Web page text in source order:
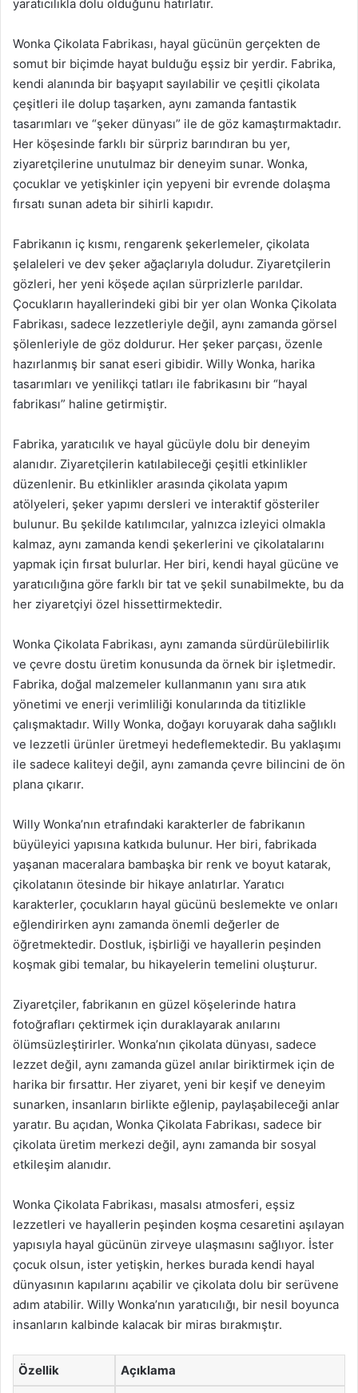
yaratıcılıkla dolu olduğunu hatırlatır.
Wonka Çikolata Fabrikası, hayal gücünün gerçekten de
somut bir biçimde hayat bulduğu eşsiz bir yerdir. Fabrika,
kendi alanında bir başyapıt sayılabilir ve çeşitli çikolata
çeşitleri ile dolup taşarken, aynı zamanda fantastik
tasarımları ve “şeker dünyası” ile de göz kamaştırmaktadır.
Her köşesinde farklı bir sürpriz barındıran bu yer,
ziyaretçilerine unutulmaz bir deneyim sunar. Wonka,
çocuklar ve yetişkinler için yepyeni bir evrende dolaşma
fırsatı sunan adeta bir sihirli kapıdır.
Fabrikanın iç kısmı, rengarenk şekerlemeler, çikolata
şelaleleri ve dev şeker ağaçlarıyla doludur. Ziyaretçilerin
gözleri, her yeni köşede açılan sürprizlerle parıldar.
Çocukların hayallerindeki gibi bir yer olan Wonka Çikolata
Fabrikası, sadece lezzetleriyle değil, aynı zamanda görsel
şölenleriyle de göz doldurur. Her şeker parçası, özenle
hazırlanmış bir sanat eseri gibidir. Willy Wonka, harika
tasarımları ve yenilikçi tatları ile fabrikasını bir “hayal
fabrikası” haline getirmiştir.
Fabrika, yaratıcılık ve hayal gücüyle dolu bir deneyim
alanıdır. Ziyaretçilerin katılabileceği çeşitli etkinlikler
düzenlenir. Bu etkinlikler arasında çikolata yapım
atölyeleri, şeker yapımı dersleri ve interaktif gösteriler
bulunur. Bu şekilde katılımcılar, yalnızca izleyici olmakla
kalmaz, aynı zamanda kendi şekerlerini ve çikolatalarını
yapmak için fırsat bulurlar. Her biri, kendi hayal gücüne ve
yaratıcılığına göre farklı bir tat ve şekil sunabilmekte, bu da
her ziyaretçiyi özel hissettirmektedir.
Wonka Çikolata Fabrikası, aynı zamanda sürdürülebilirlik
ve çevre dostu üretim konusunda da örnek bir işletmedir.
Fabrika, doğal malzemeler kullanmanın yanı sıra atık
yönetimi ve enerji verimliliği konularında da titizlikle
çalışmaktadır. Willy Wonka, doğayı koruyarak daha sağlıklı
ve lezzetli ürünler üretmeyi hedeflemektedir. Bu yaklaşımı
ile sadece kaliteyi değil, aynı zamanda çevre bilincini de ön
plana çıkarır.
Willy Wonka’nın etrafındaki karakterler de fabrikanın
büyüleyici yapısına katkıda bulunur. Her biri, fabrikada
yaşanan maceralara bambaşka bir renk ve boyut katarak,
çikolatanın ötesinde bir hikaye anlatırlar. Yaratıcı
karakterler, çocukların hayal gücünü beslemekte ve onları
eğlendirirken aynı zamanda önemli değerler de
öğretmektedir. Dostluk, işbirliği ve hayallerin peşinden
koşmak gibi temalar, bu hikayelerin temelini oluşturur.
Ziyaretçiler, fabrikanın en güzel köşelerinde hatıra
fotoğrafları çektirmek için duraklayarak anılarını
ölümsüzleştirirler. Wonka’nın çikolata dünyası, sadece
lezzet değil, aynı zamanda güzel anılar biriktirmek için de
harika bir fırsattır. Her ziyaret, yeni bir keşif ve deneyim
sunarken, insanların birlikte eğlenip, paylaşabileceği anlar
yaratır. Bu açıdan, Wonka Çikolata Fabrikası, sadece bir
çikolata üretim merkezi değil, aynı zamanda bir sosyal
etkileşim alanıdır.
Wonka Çikolata Fabrikası, masalsı atmosferi, eşsiz
lezzetleri ve hayallerin peşinden koşma cesaretini aşılayan
yapısıyla hayal gücünün zirveye ulaşmasını sağlıyor. İster
çocuk olsun, ister yetişkin, herkes burada kendi hayal
dünyasının kapılarını açabilir ve çikolata dolu bir serüvene
adım atabilir. Willy Wonka’nın yaratıcılığı, bir nesil boyunca
insanların kalbinde kalacak bir miras bırakmıştır.
Özellik Açıklama